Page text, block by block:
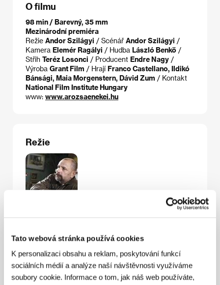
Tato webová stránka používá cookies
K personalizaci obsahu a reklam, poskytování funkcí
sociálních médií a analýze naší návštěvnosti využíváme
soubory cookie. Informace o tom, jak náš web používáte,
O filmu
98 min / Barevný, 35 mm
Mezinárodní premiéra
Režie Andor Szilágyi / Scénář Andor Szilágyi /
Kamera Elemér Ragályi / Hudba László Benkö /
Střih Teréz Losonci / Producent Endre Nagy /
Výroba Grant Film / Hrají Franco Castellano, Ildikó
Bánsági, Maia Morgenstern, Dávid Zum / Kontakt
National Film Institute Hungary
www: www.arozsaenekei.hu
Režie
především psaní her, románů a scénářů. Jeho scénář
k filmu Orosz tarot (Russian Tarot) získal v roce
2000 Hartley-Merrilovu cenu. FilmRózsovy písněje